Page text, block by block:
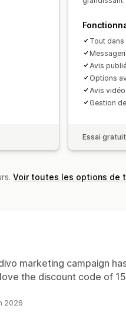
Automatisations
Rapports Tout dans
Avis
Options
Avis vidéo
Gestion
Essai
Voir toutes les options de
marketing campaign
the discount code of
2026